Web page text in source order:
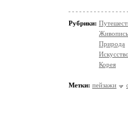
Рубрики:
Живопись
Природа
Искусство
Корея
Метки: пейзажи